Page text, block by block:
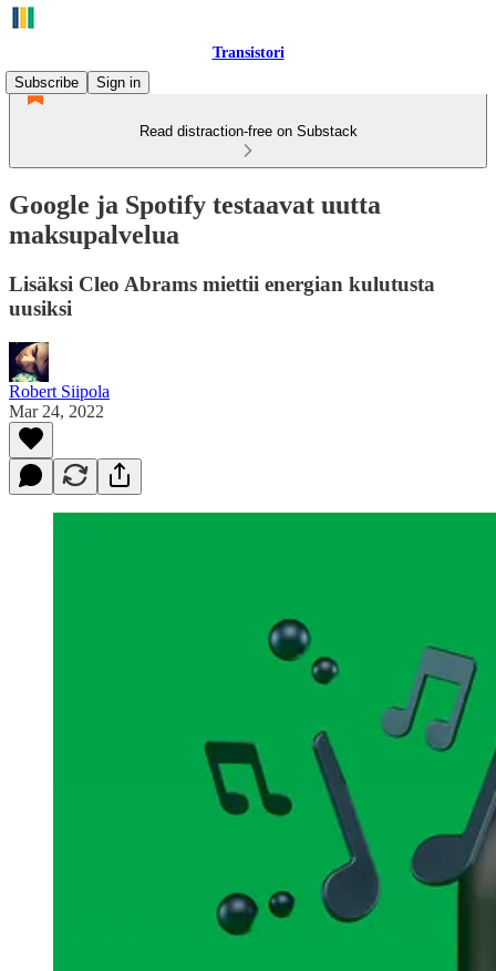
Transistori
Subscribe
Sign in
Read distraction-free on Substack
Google ja Spotify testaavat uutta
maksupalvelua
Lisäksi Cleo Abrams miettii energian kulutusta
uusiksi
Robert Siipola
Mar 24, 2022